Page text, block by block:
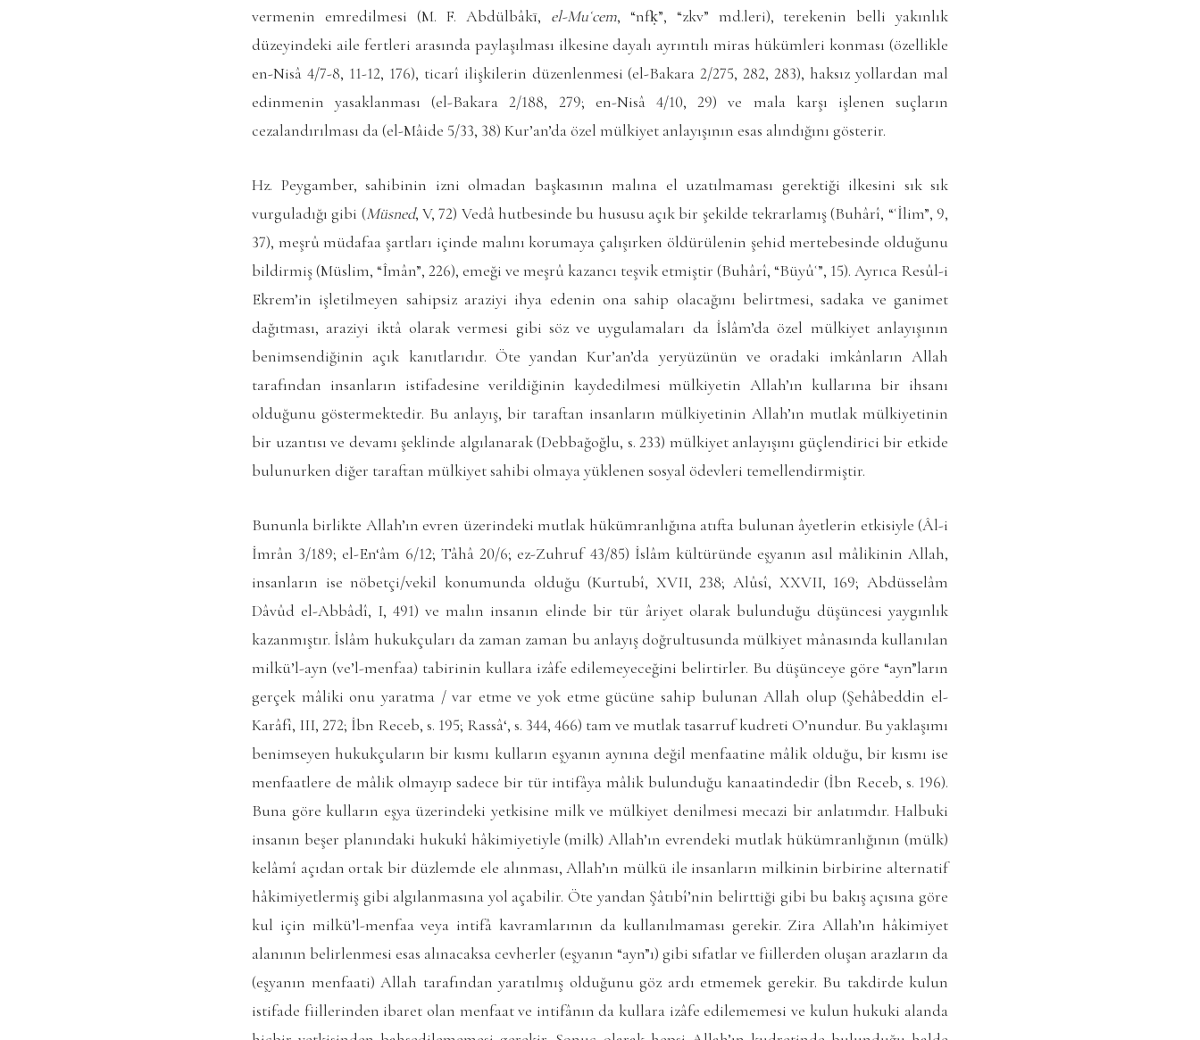
vermenin emredilmesi (M. F. Abdülbâkī, el-Muʿcem, “nfḳ”, “zkv” md.leri), terekenin belli yakınlık
düzeyindeki aile fertleri arasında paylaşılması ilkesine dayalı ayrıntılı miras hükümleri konması (özellikle
en-Nisâ 4/7-8, 11-12, 176), ticarî ilişkilerin düzenlenmesi (el-Bakara 2/275, 282, 283), haksız yollardan mal
edinmenin yasaklanması (el-Bakara 2/188, 279; en-Nisâ 4/10, 29) ve mala karşı işlenen suçların
cezalandırılması da (el-Mâide 5/33, 38) Kur’an’da özel mülkiyet anlayışının esas alındığını gösterir.
Hz. Peygamber, sahibinin izni olmadan başkasının malına el uzatılmaması gerektiği ilkesini sık sık
vurguladığı gibi (Müsned, V, 72) Vedâ hutbesinde bu hususu açık bir şekilde tekrarlamış (Buhârî, “ʿİlim”, 9,
37), meşrû müdafaa şartları içinde malını korumaya çalışırken öldürülenin şehid mertebesinde olduğunu
bildirmiş (Müslim, “Îmân”, 226), emeği ve meşrû kazancı teşvik etmiştir (Buhârî, “Büyûʿ”, 15). Ayrıca Resûl-i
Ekrem’in işletilmeyen sahipsiz araziyi ihya edenin ona sahip olacağını belirtmesi, sadaka ve ganimet
dağıtması, araziyi iktâ olarak vermesi gibi söz ve uygulamaları da İslâm’da özel mülkiyet anlayışının
benimsendiğinin açık kanıtlarıdır. Öte yandan Kur’an’da yeryüzünün ve oradaki imkânların Allah
tarafından insanların istifadesine verildiğinin kaydedilmesi mülkiyetin Allah’ın kullarına bir ihsanı
olduğunu göstermektedir. Bu anlayış, bir taraftan insanların mülkiyetinin Allah’ın mutlak mülkiyetinin
bir uzantısı ve devamı şeklinde algılanarak (Debbağoğlu, s. 233) mülkiyet anlayışını güçlendirici bir etkide
bulunurken diğer taraftan mülkiyet sahibi olmaya yüklenen sosyal ödevleri temellendirmiştir.
Bununla birlikte Allah’ın evren üzerindeki mutlak hükümranlığına atıfta bulunan âyetlerin etkisiyle (Âl-i
İmrân 3/189; el-En‘âm 6/12; Tâhâ 20/6; ez-Zuhruf 43/85) İslâm kültüründe eşyanın asıl mâlikinin Allah,
insanların ise nöbetçi/vekil konumunda olduğu (Kurtubî, XVII, 238; Alûsî, XXVII, 169; Abdüsselâm
Dâvûd el-Abbâdî, I, 491) ve malın insanın elinde bir tür âriyet olarak bulunduğu düşüncesi yaygınlık
kazanmıştır. İslâm hukukçuları da zaman zaman bu anlayış doğrultusunda mülkiyet mânasında kullanılan
milkü’l-ayn (ve’l-menfaa) tabirinin kullara izâfe edilemeyeceğini belirtirler. Bu düşünceye göre “ayn”ların
gerçek mâliki onu yaratma / var etme ve yok etme gücüne sahip bulunan Allah olup (Şehâbeddin el-
Karâfî, III, 272; İbn Receb, s. 195; Rassâ‘, s. 344, 466) tam ve mutlak tasarruf kudreti O’nundur. Bu yaklaşımı
benimseyen hukukçuların bir kısmı kulların eşyanın aynına değil menfaatine mâlik olduğu, bir kısmı ise
menfaatlere de mâlik olmayıp sadece bir tür intifâya mâlik bulunduğu kanaatindedir (İbn Receb, s. 196).
Buna göre kulların eşya üzerindeki yetkisine milk ve mülkiyet denilmesi mecazi bir anlatımdır. Halbuki
insanın beşer planındaki hukukî hâkimiyetiyle (milk) Allah’ın evrendeki mutlak hükümranlığının (mülk)
kelâmî açıdan ortak bir düzlemde ele alınması, Allah’ın mülkü ile insanların milkinin birbirine alternatif
hâkimiyetlermiş gibi algılanmasına yol açabilir. Öte yandan Şâtıbî’nin belirttiği gibi bu bakış açısına göre
kul için milkü’l-menfaa veya intifâ kavramlarının da kullanılmaması gerekir. Zira Allah’ın hâkimiyet
alanının belirlenmesi esas alınacaksa cevherler (eşyanın “ayn”ı) gibi sıfatlar ve fiillerden oluşan arazların da
(eşyanın menfaati) Allah tarafından yaratılmış olduğunu göz ardı etmemek gerekir. Bu takdirde kulun
istifade fiillerinden ibaret olan menfaat ve intifânın da kullara izâfe edilememesi ve kulun hukuki alanda